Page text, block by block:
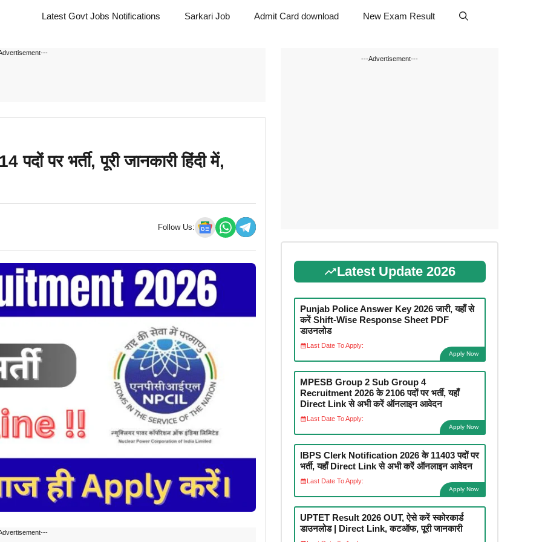
Latest Govt Jobs Notifications Sarkari Job Admit Card download New Exam Result
पर भर्ती, पूरी जानकारी हिंदी में,
Follow Us:
---Advertisement---
Latest Update 2026
Punjab Police Answer Key 2026 जारी, यहाँ से
करें Shift-Wise Response Sheet PDF
डाउनलोड
Last Date To Apply:
Apply Now
MPESB Group 2 Sub Group 4
Recruitment 2026 के 2106 पदों पर भर्ती, यहाँ
Direct Link से अभी करें ऑनलाइन आवेदन
Last Date To Apply:
Apply Now
IBPS Clerk Notification 2026 के 11403 पदों पर
भर्ती, यहाँ Direct Link से अभी करें ऑनलाइन आवेदन
Last Date To Apply:
Apply Now
UPTET Result 2026 OUT, ऐसे करें स्कोरकार्ड
डाउनलोड | Direct Link, कटऑफ, पूरी जानकारी